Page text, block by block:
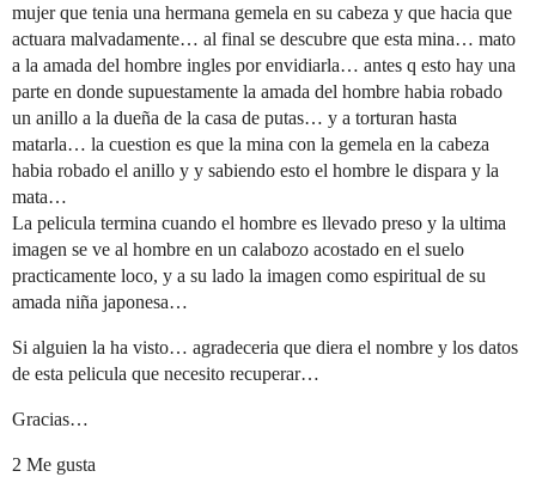
mujer que tenia una hermana gemela en su cabeza y que hacia que
actuara malvadamente… al final se descubre que esta mina… mato
a la amada del hombre ingles por envidiarla… antes q esto hay una
parte en donde supuestamente la amada del hombre habia robado
un anillo a la dueña de la casa de putas… y a torturan hasta
matarla… la cuestion es que la mina con la gemela en la cabeza
habia robado el anillo y y sabiendo esto el hombre le dispara y la
mata…
La pelicula termina cuando el hombre es llevado preso y la ultima
imagen se ve al hombre en un calabozo acostado en el suelo
practicamente loco, y a su lado la imagen como espiritual de su
amada niña japonesa…
Si alguien la ha visto… agradeceria que diera el nombre y los datos
de esta pelicula que necesito recuperar…
Gracias…
2 Me gusta